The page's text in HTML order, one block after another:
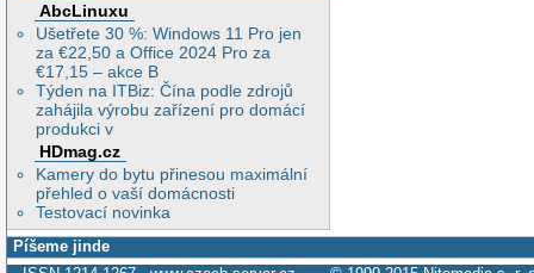
AbcLinuxu
Ušetřete 30 %: Windows 11 Pro jen
za €22,50 a Office 2024 Pro za
€17,15 – akce B
Týden na ITBiz: Čína podle zdrojů
zahájila výrobu zařízení pro domácí
produkci v
HDmag.cz
Kamery do bytu přinesou maximální
přehled o vaší domácnosti
Testovací novinka
Píšeme jinde